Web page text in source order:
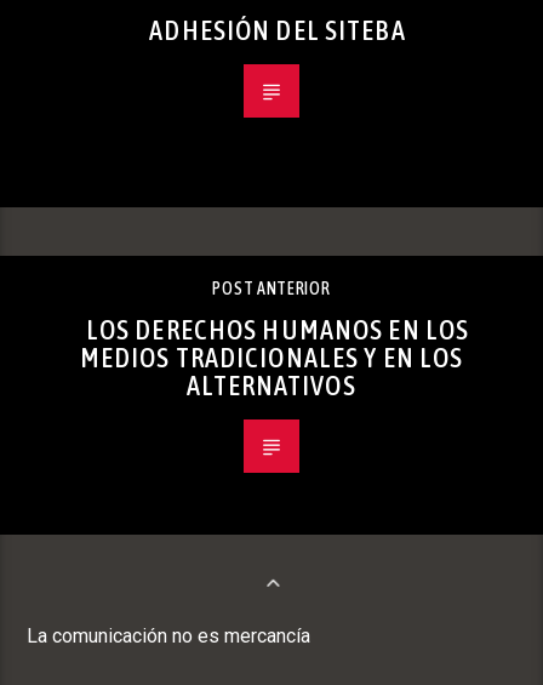
ADHESIÓN DEL SITEBA
POST ANTERIOR
LOS DERECHOS HUMANOS EN LOS
MEDIOS TRADICIONALES Y EN LOS
ALTERNATIVOS
La comunicación no es mercancía